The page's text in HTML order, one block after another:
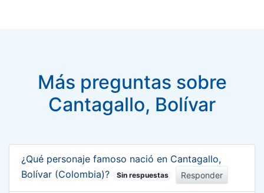
Más preguntas sobre
Cantagallo, Bolívar
¿Qué personaje famoso nació en Cantagallo,
Bolívar (Colombia)?
Sin respuestas Responder